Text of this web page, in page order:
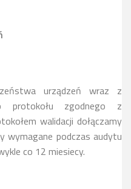
urządzeń wraz z
protokołu zgodnego z
walidacji dołączamy
wymagane podczas audytu
co 12 miesiecy.